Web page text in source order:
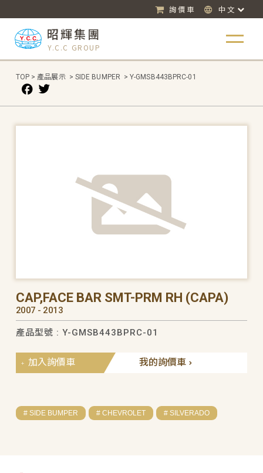
詢價車 中文
昭輝集團
Y.C.C GROUP
TOP > 產品展示 > SIDE BUMPER > Y-GMSB443BPRC-01
CAP,FACE BAR SMT-PRM RH (CAPA)
2007 - 2013
產品型號 : Y-GMSB443BPRC-01
我的詢價車
加入詢價車
# SIDE BUMPER # CHEVROLET # SILVERADO